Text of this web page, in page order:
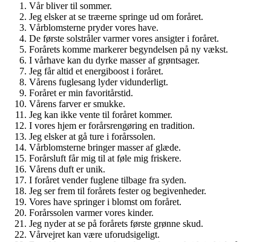
Vår bliver til sommer.
Jeg elsker at se træerne springe ud om foråret.
Vårblomsterne pryder vores have.
De første solstråler varmer vores ansigter i foråret.
Forårets komme markerer begyndelsen på ny vækst.
I vårhave kan du dyrke masser af grøntsager.
Jeg får altid et energiboost i foråret.
Vårens fuglesang lyder vidunderligt.
Foråret er min favoritårstid.
Vårens farver er smukke.
Jeg kan ikke vente til foråret kommer.
I vores hjem er forårsrengøring en tradition.
Jeg elsker at gå ture i forårssolen.
Vårblomsterne bringer masser af glæde.
Forårsluft får mig til at føle mig friskere.
Vårens duft er unik.
I foråret vender fuglene tilbage fra syden.
Jeg ser frem til forårets fester og begivenheder.
Vores have springer i blomst om foråret.
Forårssolen varmer vores kinder.
Jeg nyder at se på forårets første grønne skud.
Vårvejret kan være uforudsigeligt.